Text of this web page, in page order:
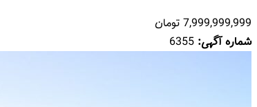
7,999,999,999 تومان
شماره آگهی: 6355